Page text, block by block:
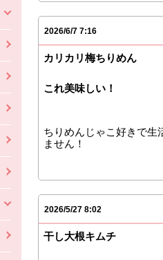
2026/6/7 7:16
カリカリ梅ちりめん
これ美味しい！
ちりめんじゃこ好きで生
ません！
2026/5/27 8:02
干し大根キムチ